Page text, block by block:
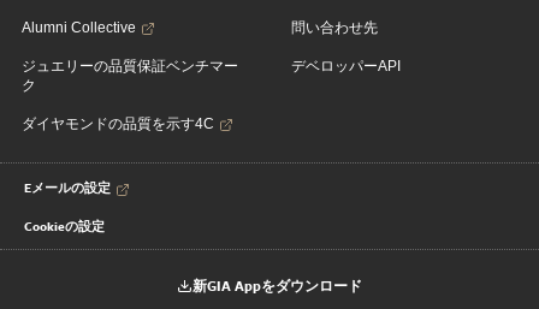
Alumni Collective
ジュエリーの品質保証ベンチマー
ク
ダイヤモンドの品質を示す4C
問い合わせ先
デベロッパーAPI
Eメールの設定
Cookieの設定
新GIA Appをダウンロード